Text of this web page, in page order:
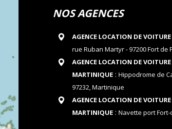
NOS AGENCES
AGENCE LOCATION DE
rue Ruban Martyr - 97200 Fort de
AGENCE LOCATION DE
MARTINIQUE: Hippodrome de
97232, Martinique
AGENCE LOCATION DE
MARTINIQUE: Navette port Fort-